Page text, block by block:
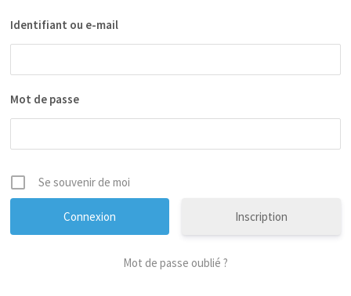
Identifiant ou e-mail
Mot de passe
Se souvenir de moi
Inscription
Mot de passe oublié ?